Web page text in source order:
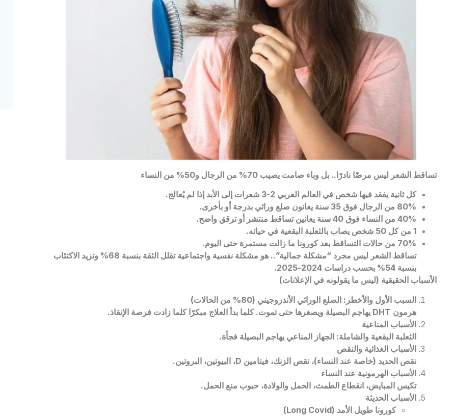
تساقط الشعر ليس مرضًا نادرًا.. بل وباء صامت يصيب 70% من الرجال و50% من النساء
كل ثانية يفقد فيها شخص في العالم العربي 2-3 شعرات إلى الأبد إذا لم يُعالج.
80% من الرجال فوق 35 سنة يعانون صلع وراثي بدرجة أو بأخرى.
40% من النساء فوق 40 سنة يعانين تساقط منتشر أو ترقق واضح.
1 من كل 50 شخص يصاب بالثعلبة البقعية في حياته.
70% من حالات التساقط بعد كورونا ما زالت مستمرة حتى اليوم.
تساقط الشعر ليس مجرد “مشكلة جمالية”.. هو مشكلة نفسية واجتماعية تقلل الثقة بنسبة 68% وتزيد الاكتئاب
بنسبة 54% بحسب دراسات 2024-2025.
الأسباب الحقيقية (ليس ما يقولونه في الإعلانات)
السبب الأول والأخطر: الصلع الوراثي الأندروجيني (80% من الحالات)
هرمون DHT يهاجم البصيلة ويصغرها حتى تموت. كلما بدأ العلاج مبكرًا كلما زادت فرصة الإنقاذ.
الأسباب المناعية
الثعلبة البقعية والشاملة: الجهاز المناعي يهاجم البصيلة فجأة.
الأسباب الغذائية والنقص
نقص الحديد (خاصة عند النساء)، نقص الزنك، فيتامين D، البيوتين، البروتين.
الأسباب الهرمونية عند النساء
تكيس المبايض، انقطاع الطمث، الحمل والولادة، حبوب منع الحمل.
الأسباب الحديثة
كورونا طويل الأمد (Long Covid
)